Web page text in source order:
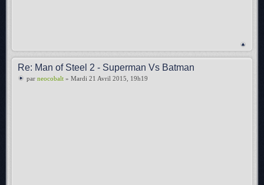
Re: Man of Steel 2 - Superman Vs Batman
par neocobalt » Mardi 21 Avril 2015, 19h19